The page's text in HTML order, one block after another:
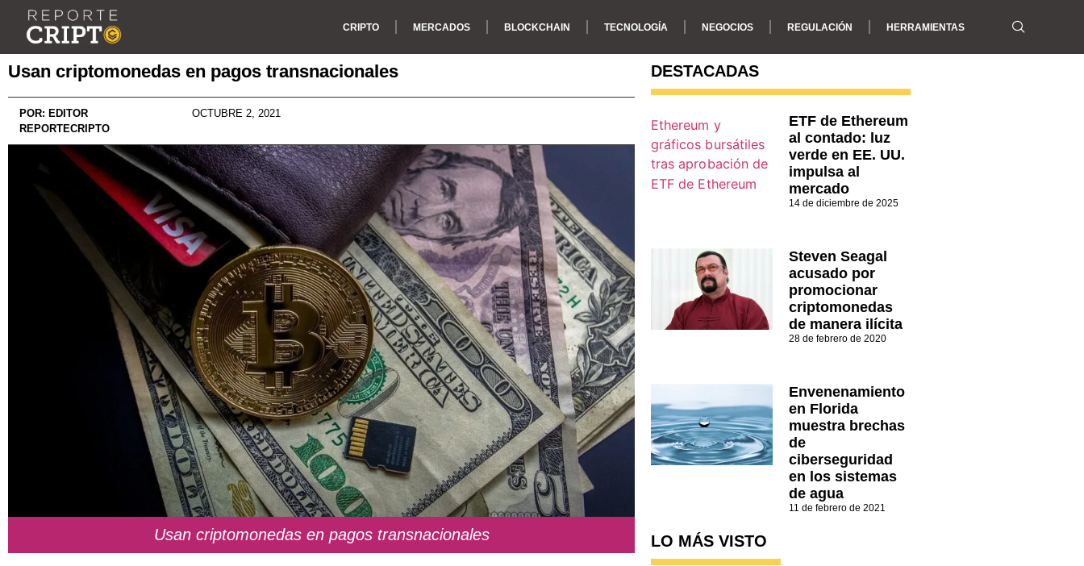
CRIPTO MERCADOS BLOCKCHAIN TECNOLOGÍA NEGOCIOS REGULACIÓN HERRAMIENTAS
Usan criptomonedas en pagos transnacionales
POR: EDITOR
REPORTECRIPTO
OCTUBRE 2, 2021
Usan criptomonedas en pagos transnacionales
DESTACADAS
ETF de Ethereum
al contado: luz
verde en EE. UU.
impulsa al
mercado
14 de diciembre de 2025
Steven Seagal
acusado por
promocionar
criptomonedas
de manera ilícita
28 de febrero de 2020
Envenenamiento
en Florida
muestra brechas
de
ciberseguridad
en los sistemas
de agua
11 de febrero de 2021
LO MÁS VISTO